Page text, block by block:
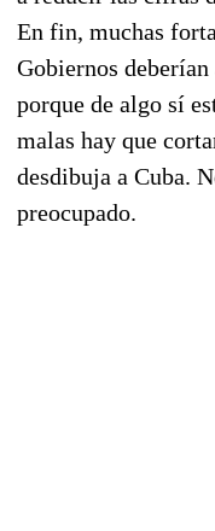
En fin, muchas
Gobiernos deberían
porque de algo sí
malas hay que
desdibuja a Cuba.
preocupado.